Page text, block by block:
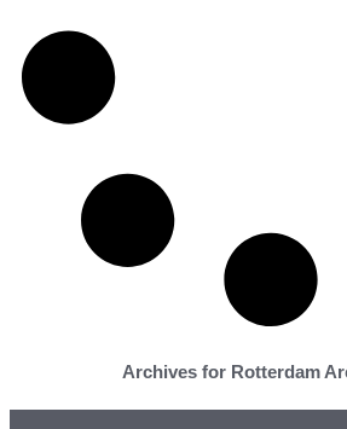
Archives for Rotterdam